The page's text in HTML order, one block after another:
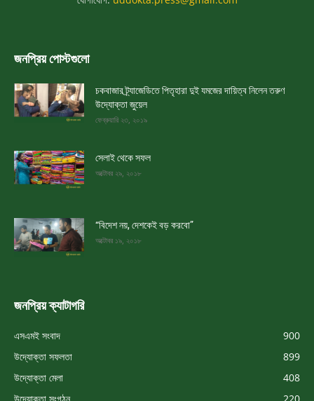
জনপ্রিয় পোস্টগুলো
চকবাজার ট্র্যাজেডিতে পিতৃহারা দুই যমজের দায়িত্ব নিলেন তরুণ
উদ্যোক্তা জুয়েল
ফেব্রুয়ারি ২৩, ২০১৯
সেলাই থেকে সফল
অক্টোবর ২৯, ২০১৮
“বিদেশ নয়, দেশকেই বড় করবো”
অক্টোবর ১৯, ২০১৮
জনপ্রিয় ক্যাটাগরি
এসএমই সংবাদ
900
উদ্যোক্তা সফলতা
899
উদ্যোক্তা মেলা
408